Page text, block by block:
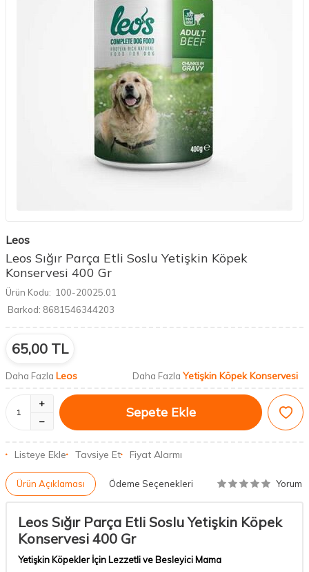
Leos
Leos Sığır Parça Etli Soslu Yetişkin Köpek
Konservesi 400 Gr
Ürün Kodu: 100-20025.01
Barkod: 8681546344203
65,00 TL
Daha Fazla Leos Daha Fazla Yetişkin Köpek Konservesi
Sepete Ekle
Listeye Ekle Tavsiye Et Fiyat Alarmı
Ürün Açıklaması Ödeme Seçenekleri Yorum
Leos Sığır Parça Etli Soslu Yetişkin Köpek
Konservesi 400 Gr
Yetişkin Köpekler İçin Lezzetli ve Besleyici Mama